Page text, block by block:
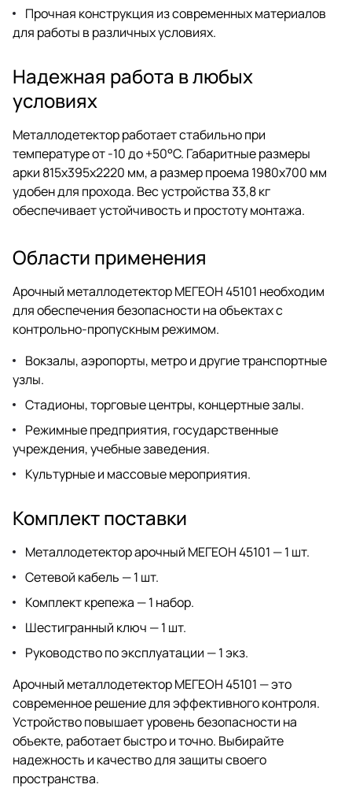
Прочная конструкция из современных материалов
для работы в различных условиях.
Надежная работа в любых
условиях
Металлодетектор работает стабильно при
температуре от -10 до +50°C. Габаритные размеры
арки 815х395х2220 мм, а размер проема 1980х700 мм
удобен для прохода. Вес устройства 33,8 кг
обеспечивает устойчивость и простоту монтажа.
Области применения
Арочный металлодетектор МЕГЕОН 45101 необходим
для обеспечения безопасности на объектах с
контрольно-пропускным режимом.
Вокзалы, аэропорты, метро и другие транспортные
узлы.
Стадионы, торговые центры, концертные залы.
Режимные предприятия, государственные
учреждения, учебные заведения.
Культурные и массовые мероприятия.
Комплект поставки
Металлодетектор арочный МЕГЕОН 45101 — 1 шт.
Сетевой кабель — 1 шт.
Комплект крепежа — 1 набор.
Шестигранный ключ — 1 шт.
Руководство по эксплуатации — 1 экз.
Арочный металлодетектор МЕГЕОН 45101 — это
современное решение для эффективного контроля.
Устройство повышает уровень безопасности на
объекте, работает быстро и точно. Выбирайте
надежность и качество для защиты своего
пространства.